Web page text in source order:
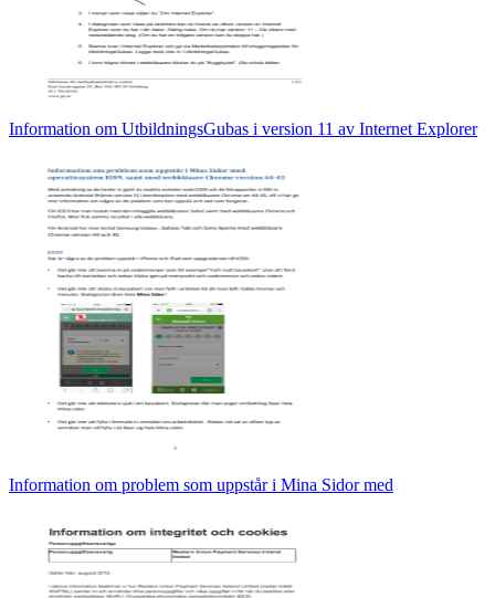
Information om UtbildningsGubas i version 11 av Internet Explorer
Information om problem som uppstår i Mina Sidor med